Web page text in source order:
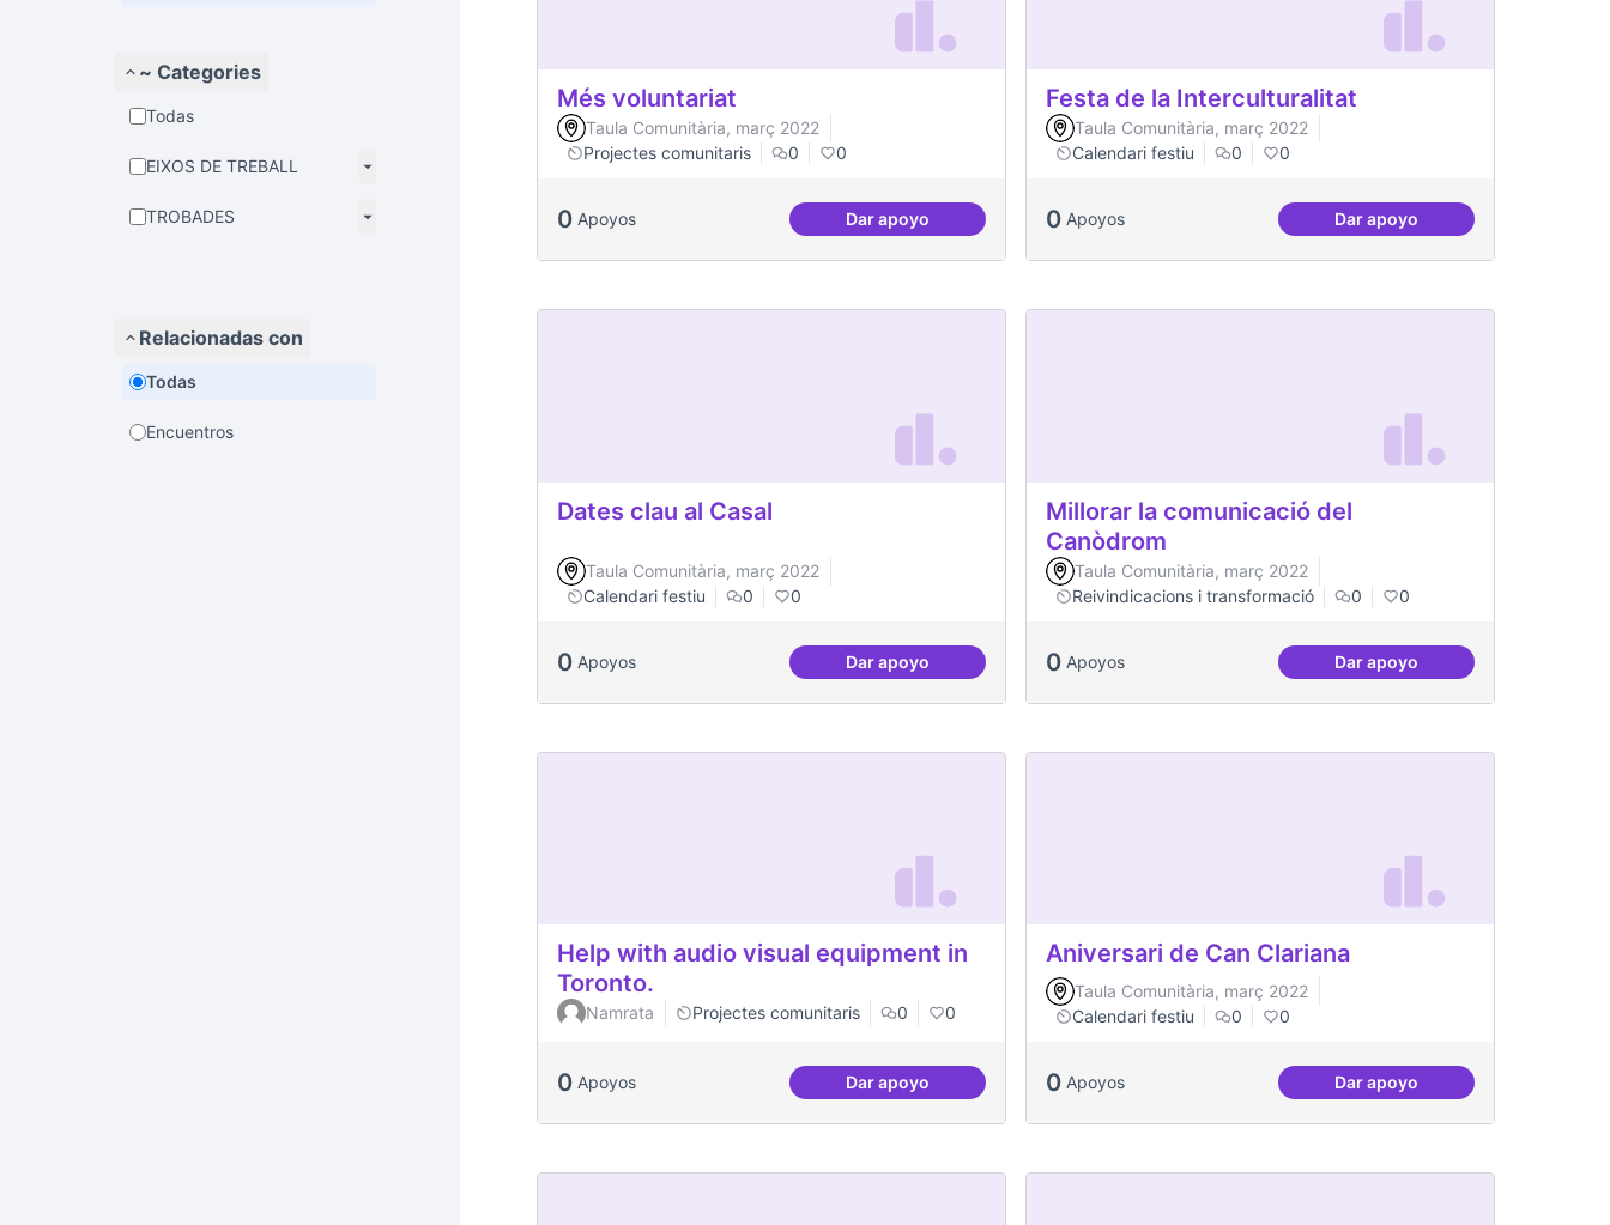
~ Categories
Todas
EIXOS DE TREBALL
TROBADES
Relacionadas con
Todas
Encuentros
Més voluntariat
Taula Comunitària, març 2022
Projectes comunitaris
0 0
0 Apoyos Dar apoyoMés voluntariat
Festa de la Interculturalitat
Taula Comunitària, març 2022
Calendari festiu
0 0
0 Apoyos Dar apoyoFesta de la Interculturalitat
Dates clau al Casal
Taula Comunitària, març 2022
Calendari festiu
0 0
0 Apoyos Dar apoyoDates clau al Casal
Millorar la comunicació del
Canòdrom
Taula Comunitària, març 2022
Reivindicacions i transformació
0 0
0 Apoyos Dar apoyoMillorar la comunicació del
Help with audio visual equipment in
Toronto.
Namrata Projectes comunitaris 0 0
0 Apoyos Dar apoyoHelp with audio visual equipment in Toronto.
Aniversari de Can Clariana
Taula Comunitària, març 2022
Calendari festiu
0 0
0 Apoyos Dar apoyoAniversari de Can Clariana